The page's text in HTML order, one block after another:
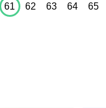
61 62 63 64 65